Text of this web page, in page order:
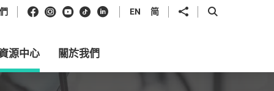
Facebook
Instagram
Youtube
抖音領英 EN 简 分享到 開啟搜尋框
源中心 關於我們